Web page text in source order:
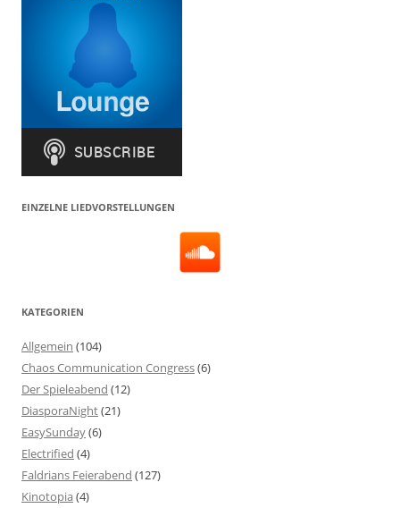
EINZELNE LIEDVORSTELLUNGEN
KATEGORIEN
Allgemein (104)
Chaos Communication Congress(6)
Der Spieleabend (12)
DiasporaNight(21)
EasySunday(6)
Electrified (4)
Faldrians Feierabend (127)
Kinotopia(4)